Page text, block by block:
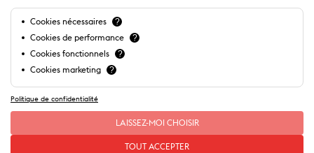
Politique de
confidentialité
Brochures et guides
Cookies nécessaires ?
Cookies de performance ?
Cookies fonctionnels ?
Cookies marketing ?
Politique de confidentialité
LAISSEZ-MOI CHOISIR
TOUT ACCEPTER